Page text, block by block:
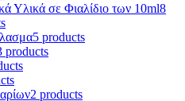
Υλικά σε Φιαλίδιο των 10ml8
5 products
products
2 products